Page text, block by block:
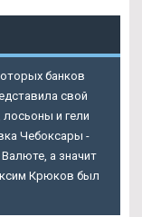
банков
свой
и гели
Чебоксары -
а значит
Крюков был